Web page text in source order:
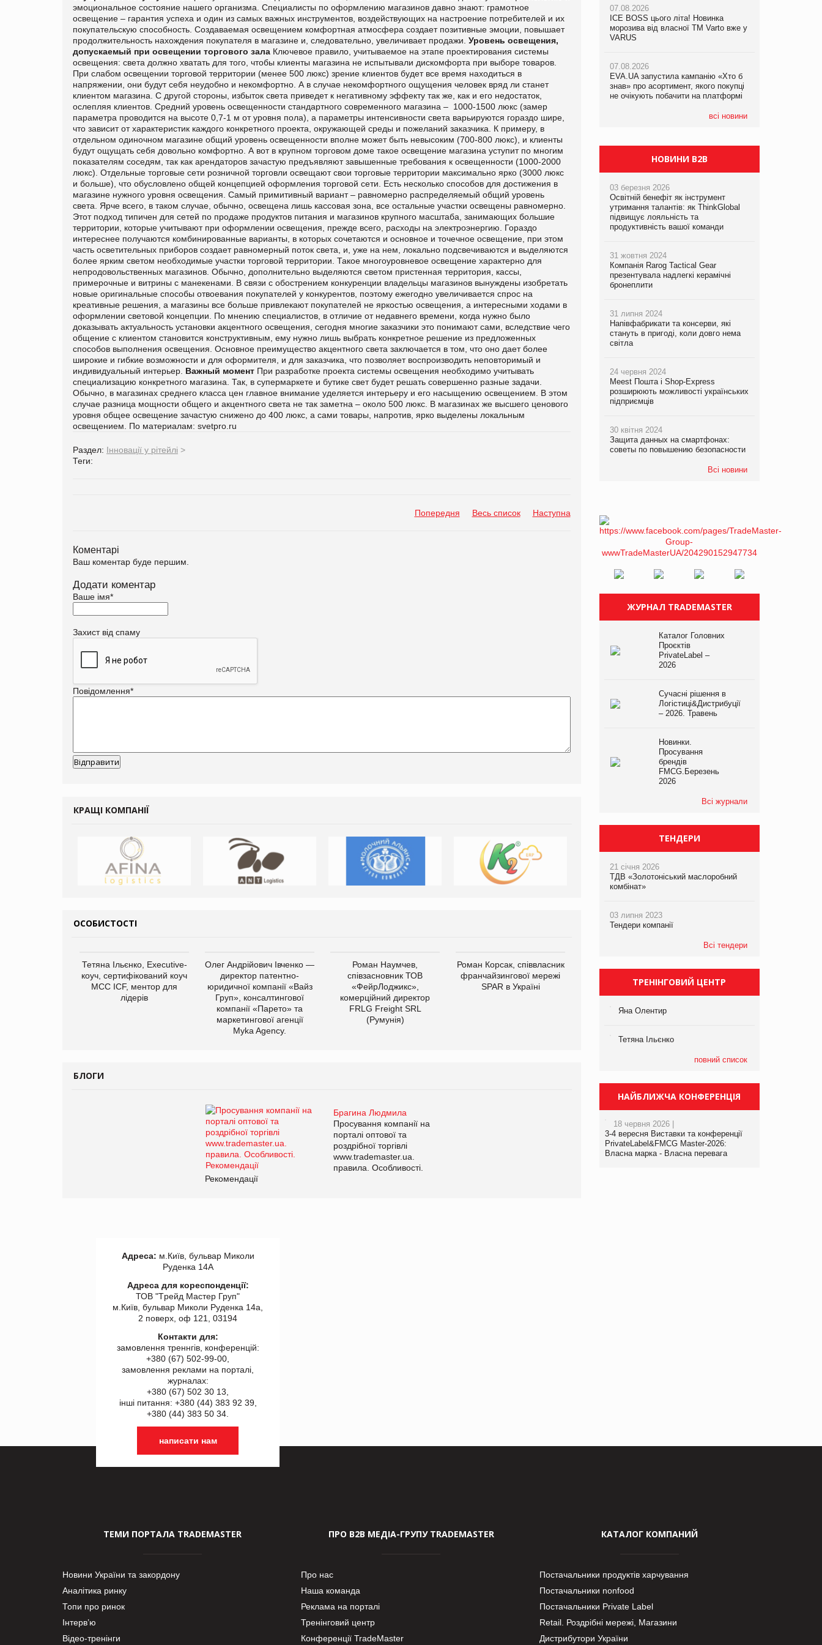
эмоциональное состояние нашего организма. Специалисты по оформлению магазинов давно знают: грамотное
освещение – гарантия успеха и один из самых важных инструментов, воздействующих на настроение потребителей и их
покупательскую способность. Создаваемая освещением комфортная атмосфера создает позитивные эмоции, повышает
продолжительность нахождения покупателя в магазине и, следовательно, увеличивает продажи. Уровень освещения,
допускаемый при освещении торгового зала Ключевое правило, учитываемое на этапе проектирования системы
освещения: света должно хватать для того, чтобы клиенты магазина не испытывали дискомфорта при выборе товаров.
При слабом освещении торговой территории (менее 500 люкс) зрение клиентов будет все время находиться в
напряжении, они будут себя неудобно и некомфортно. А в случае некомфортного ощущения человек вряд ли станет
клиентом магазина. С другой стороны, избыток света приведет к негативному эффекту так же, как и его недостаток,
ослепляя клиентов. Средний уровень освещенности стандартного современного магазина – 1000-1500 люкс (замер
параметра проводится на высоте 0,7-1 м от уровня пола), а параметры интенсивности света варьируются гораздо шире,
что зависит от характеристик каждого конкретного проекта, окружающей среды и пожеланий заказчика. К примеру, в
отдельном одиночном магазине общий уровень освещенности вполне может быть невысоким (700-800 люкс), и клиенты
будут ощущать себя довольно комфортно. А вот в крупном торговом доме такое освещение магазина уступит по многим
показателям соседям, так как арендаторов зачастую предъявляют завышенные требования к освещенности (1000-2000
люкс). Отдельные торговые сети розничной торговли освещают свои торговые территории максимально ярко (3000 люкс
и больше), что обусловлено общей концепцией оформления торговой сети. Есть несколько способов для достижения в
магазине нужного уровня освещения. Самый примитивный вариант – равномерно распределяемый общий уровень
света. Ярче всего, в таком случае, обычно, освещена лишь кассовая зона, все остальные участки освещены равномерно.
Этот подход типичен для сетей по продаже продуктов питания и магазинов крупного масштаба, занимающих большие
территории, которые учитывают при оформлении освещения, прежде всего, расходы на электроэнергию.
Гораздо
интереснее получаются комбинированные варианты, в которых сочетаются и основное и точечное освещение, при этом
часть осветительных приборов создает равномерный поток света, и, уже на нем, локально подсвечиваются и выделяются
более ярким светом необходимые участки торговой территории. Такое многоуровневое освещение характерно для
непродовольственных магазинов. Обычно, дополнительно выделяются светом пристенная территория, кассы,
примерочные и витрины с манекенами.
В связи с обострением конкуренции владельцы магазинов вынуждены изобретать
новые оригинальные способы отвоевания покупателей у конкурентов, поэтому ежегодно увеличивается спрос на
креативные решения, а магазины все больше привлекают покупателей не яркостью освещения, а интересными ходами в
оформлении световой концепции. По мнению специалистов, в отличие от недавнего времени, когда нужно было
доказывать актуальность установки акцентного освещения, сегодня многие заказчики это понимают сами, вследствие чего
общение с клиентом становится конструктивным, ему нужно лишь выбрать конкретное решение из предложенных
способов выполнения освещения. Основное преимущество акцентного света заключается в том, что оно дает более
широкие и гибкие возможности и для оформителя, и для заказчика, что позволяет воспроизводить неповторимый и
индивидуальный интерьер. Важный момент При разработке проекта системы освещения необходимо учитывать
специализацию конкретного магазина. Так, в супермаркете и бутике свет будет решать совершенно разные задачи.
Обычно, в магазинах среднего класса цен главное внимание уделяется интерьеру и его насыщению освещением. В этом
случае разница мощности общего и акцентного света не так заметна – около 500 люкс. В магазинах же высшего ценового
уровня общее освещение зачастую снижено до 400 люкс, а сами товары, напротив, ярко выделены локальным
освещением.
По материалам: svetpro.ru
Раздел: Інновації у рітейлі >
Теги:
Попередня Весь список Наступна
Коментарі
Ваш коментар буде першим.
Додати коментар
Ваше імя*
Захист від спаму
Повідомлення*
КРАЩІ КОМПАНІЇ
ОСОБИСТОСТІ
Тетяна Ільєнко, Executive-
коуч, сертифікований коуч
МСС ICF, ментор для
лідерів
Олег Андрійович Івченко —
директор патентно-
юридичної компанії «Вайз
Груп», консалтингової
компанії «Парето» та
маркетингової агенції
Myka Agency.
Роман Наумчев,
співзасновник ТОВ
«ФейрЛоджикс»,
комерційний директор
FRLG Freight SRL
(Румунія)
Роман Корсак, співвласник
франчайзингової мережі
SPAR в Україні
департаменту з
виробництва
БЛОГИ
Брагина Людмила
Просування компанії на
порталі оптової та
роздрібної торгівлі
www.trademaster.ua.
правила. Особливості.
Рекомендації
07.08.2026
ICE BOSS цього літа! Новинка
морозива від власної ТМ Varto вже у
VARUS
07.08.2026
EVA.UA запустила кампанію «Хто б
знав» про асортимент, якого покупці
не очікують побачити на платформі
всі новини
06.08.2026
Смачна новинка для хвостатих: у
VARUS з’явилися паучі Varto Paw
05.08.2026
Мережа супермаркетів VARUS купує
мережу магазинів формату
компанія налічуватиме 374 магазини
07.08.2026
Франція заборонила рекламні дзвінки
НОВИНИ B2B
03 березня 2026
Освітній бенефіт як інструмент
утримання талантів: як ThinkGlobal
підвищує лояльність та
продуктивність вашої команди
31 жовтня 2024
Компанія Rarog Tactical Gear
презентувала надлегкі керамічні
бронеплити
31 липня 2024
Напівфабрикати та консерви, які
стануть в пригоді, коли довго нема
світла
24 червня 2024
Meest Пошта і Shop-Express
розширюють можливості українських
підприємців
30 квітня 2024
Защита данных на смартфонах:
советы по повышению безопасности
Всі новини
ЖУРНАЛ TRADEMASTER
Каталог Головних
Проєктів
PrivateLabel –
2026
Сучасні рішення в
Логістиці&Дистрибуції
– 2026. Травень
Новинки.
Просування
брендів
FMCG.Березень
2026
Всі журнали
ТЕНДЕРИ
21 січня 2026
ТДВ «Золотоніський маслоробний
комбінат»
03 липня 2023
Тендери компанії
Всі тендери
ТРЕНІНГОВИЙ ЦЕНТР
Яна Олентир
Тетяна Ільєнко
повний список
НАЙБЛИЖЧА КОНФЕРЕНЦІЯ
18 червня 2026 |
3-4 вересня Виставки та конференції
PrivateLabel&FMCG Master-2026:
Власна марка - Власна перевага
Адреса: м.Київ, бульвар Миколи
Руденка 14А
Адреса для кореспонденції:
ТОВ "Tрейд Мастер Груп"
м.Київ, бульвар Миколи Руденка 14а,
2 поверх, оф 121, 03194
Контакти для:
замовлення треннгів, конференцій:
+380 (67) 502-99-00,
замовлення реклами на порталі,
журналах:
+380 (67) 502 30 13,
інші питання: +380 (44) 383 92 39,
+380 (44) 383 50 34.
написати нам
ТЕМИ ПОРТАЛА TRADEMASTER
Новини України та закордону
Аналітика ринку
Топи про ринок
Інтерв’ю
Відео-тренінги
ПРО В2В МЕДІА-ГРУПУ TRADEMASTER
Про нас
Наша команда
Реклама на порталі
Тренінговий центр
Конференції TradeMaster
КАТАЛОГ КОМПАНИЙ
Постачальники продуктів харчування
Постачальники nonfood
Постачальники Private Label
Retail. Роздрібні мережі, Магазини
Дистрибутори України